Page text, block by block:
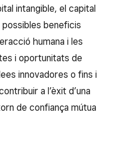
intangible, el capital
beneficis
humana i les
i oportunitats de
innovadores o fins i
a l’èxit d’una
de confiança mútua